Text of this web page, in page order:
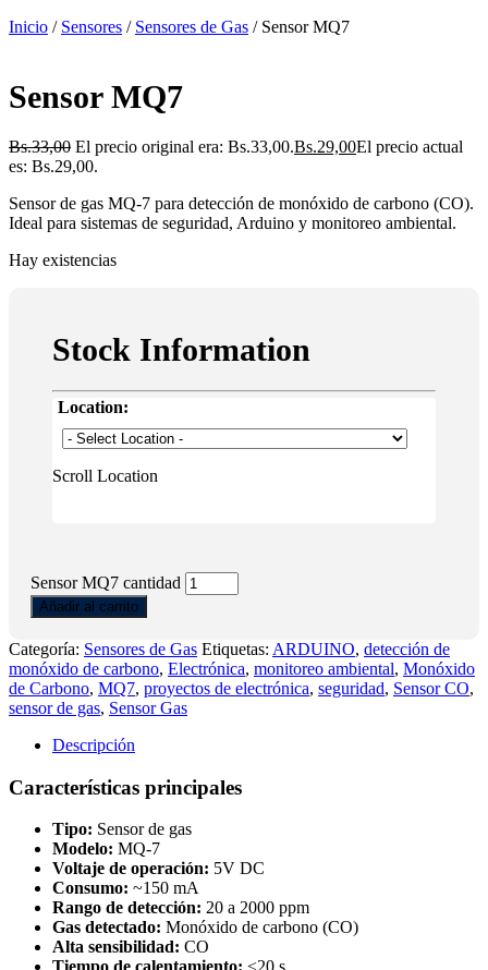
Inicio / Sensores / Sensores de Gas / Sensor MQ7
Sensor MQ7
Bs.33,00 El precio original era: Bs.33,00.Bs.29,00El precio actual
es: Bs.29,00.
Sensor de gas MQ-7 para detección de monóxido de carbono (CO).
Ideal para sistemas de seguridad, Arduino y monitoreo ambiental.
Hay existencias
Stock Information
Location:
Scroll Location
Sensor MQ7 cantidad
Añadir al carrito
Categoría: Sensores de Gas Etiquetas: ARDUINO, detección de
monóxido de carbono, Electrónica, monitoreo ambiental, Monóxido
de Carbono, MQ7, proyectos de electrónica, seguridad, Sensor CO,
sensor de gas, Sensor Gas
Descripción
Características principales
Tipo: Sensor de gas
Modelo: MQ-7
Voltaje de operación: 5V DC
Consumo: ~150 mA
Rango de detección: 20 a 2000 ppm
Gas detectado: Monóxido de carbono (CO)
Alta sensibilidad: CO